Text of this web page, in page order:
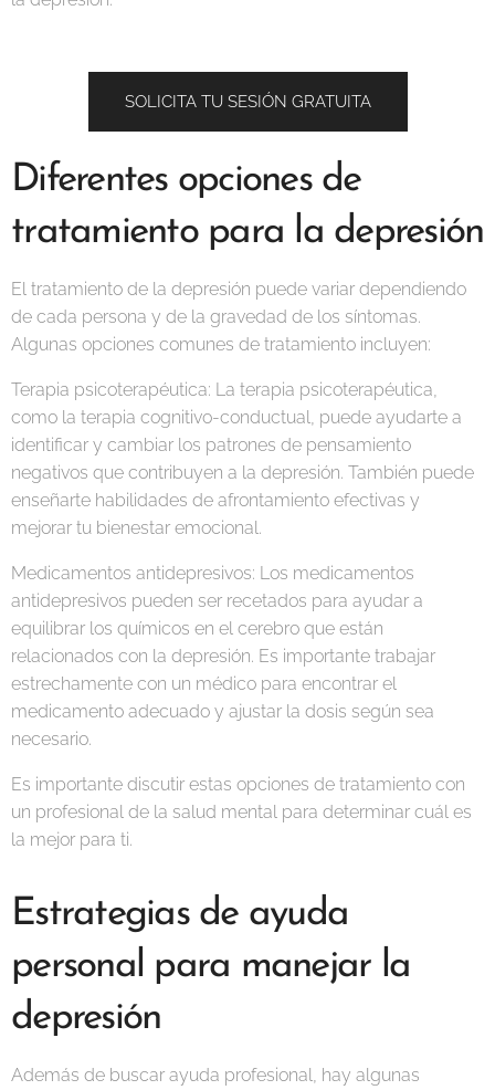
SOLICITA TU SESIÓN GRATUITA
Diferentes opciones de
tratamiento para la depresión
El tratamiento de la depresión puede variar dependiendo
de cada persona y de la gravedad de los síntomas.
Algunas opciones comunes de tratamiento incluyen:
Terapia psicoterapéutica: La terapia psicoterapéutica,
como la terapia cognitivo-conductual, puede ayudarte a
identificar y cambiar los patrones de pensamiento
negativos que contribuyen a la depresión. También puede
enseñarte habilidades de afrontamiento efectivas y
mejorar tu bienestar emocional.
Medicamentos antidepresivos: Los medicamentos
antidepresivos pueden ser recetados para ayudar a
equilibrar los químicos en el cerebro que están
relacionados con la depresión. Es importante trabajar
estrechamente con un médico para encontrar el
medicamento adecuado y ajustar la dosis según sea
necesario.
Es importante discutir estas opciones de tratamiento con
un profesional de la salud mental para determinar cuál es
la mejor para ti.
Estrategias de ayuda
personal para manejar la
depresión
Además de buscar ayuda profesional, hay algunas